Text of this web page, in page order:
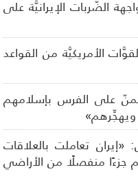
الضَّربات الإيرانيَّة على
الأمريكيَّة من القواعد
على الفرس بإسلامهم
تعاملت بالعلاقات
منفصلًا من الأراضي